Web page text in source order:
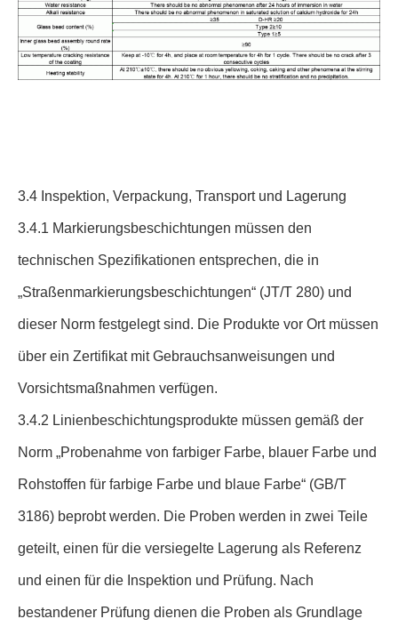
3.4 Inspektion, Verpackung, Transport und Lagerung
3.4.1 Markierungsbeschichtungen müssen den
technischen Spezifikationen entsprechen, die in
„Straßenmarkierungsbeschichtungen“ (JT/T 280) und
dieser Norm festgelegt sind. Die Produkte vor Ort müssen
über ein Zertifikat mit Gebrauchsanweisungen und
Vorsichtsmaßnahmen verfügen.
3.4.2 Linienbeschichtungsprodukte müssen gemäß der
Norm „Probenahme von farbiger Farbe, blauer Farbe und
Rohstoffen für farbige Farbe und blaue Farbe“ (GB/T
3186) beprobt werden. Die Proben werden in zwei Teile
geteilt, einen für die versiegelte Lagerung als Referenz
und einen für die Inspektion und Prüfung. Nach
bestandener Prüfung dienen die Proben als Grundlage